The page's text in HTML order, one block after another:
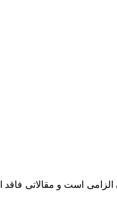
است و مقالاتی فاقد